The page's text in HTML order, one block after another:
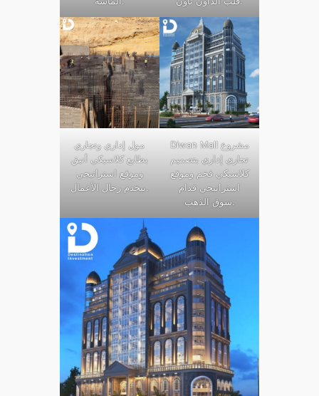
مول إداري وتجاري
بطابع كلاسيكي أنيق
وموقع استراتيجي
Diwan Mall مشروع
تجاري إداري بتصميم
كلاسيكي فخم وموقع
استراتيجي قدام
سوق الذهب.